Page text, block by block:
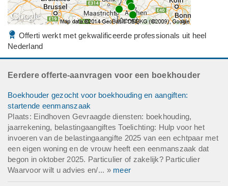
Offerti werkt met gekwalificeerde professionals uit heel
Nederland
Eerdere offerte-aanvragen voor een boekhouder
Boekhouder gezocht voor boekhouding en aangiften:
startende eenmanszaak
Plaats: Eindhoven Gevraagde diensten: boekhouding,
jaarrekening, belastingaangiftes Toelichting: Hulp voor het
invoeren van de belastingaangifte 2025 van een echtpaar met
een eigen woning en de vrouw heeft een eenmanszaak dat
begon in oktober 2025. Particulier of zakelijk? Particulier
Waarvoor wilt u advies en/... » meer